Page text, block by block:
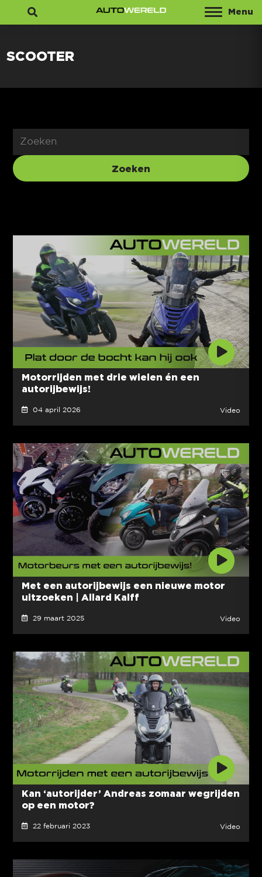
Menu
SCOOTER
Motorrijden met drie wielen én een
autorijbewijs!
04 april 2026 Video
Met een autorijbewijs een nieuwe motor
uitzoeken | Allard Kalff
29 maart 2025 Video
Kan ‘autorijder’ Andreas zomaar wegrijden
op een motor?
22 februari 2023 Video